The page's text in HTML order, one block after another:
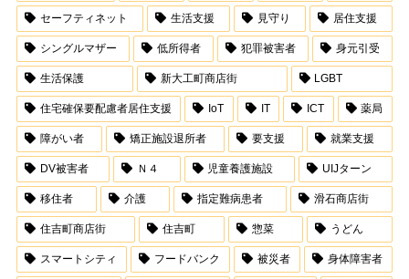
セーフティネット 生活支援 見守り 居住支援
シングルマザー 低所得者 犯罪被害者 身元引受
生活保護 新大工町商店街 LGBT
住宅確保要配慮者居住支援 IoT IT ICT 薬局
障がい者 矯正施設退所者 要支援 就業支援
DV被害者 Ｎ４ 児童養護施設 UIJターン
移住者 介護 指定難病患者 滑石商店街
住吉町商店街 住吉町 惣菜 うどん
スマートシティ フードバンク 被災者 身体障害者